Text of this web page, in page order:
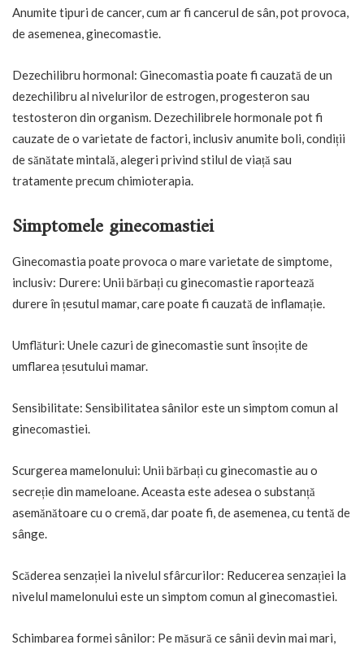
Anumite tipuri de cancer, cum ar fi cancerul de sân, pot provoca,
de asemenea, ginecomastie.
Dezechilibru hormonal: Ginecomastia poate fi cauzată de un
dezechilibru al nivelurilor de estrogen, progesteron sau
testosteron din organism. Dezechilibrele hormonale pot fi
cauzate de o varietate de factori, inclusiv anumite boli, condiții
de sănătate mintală, alegeri privind stilul de viață sau
tratamente precum chimioterapia.
Simptomele ginecomastiei
Ginecomastia poate provoca o mare varietate de simptome,
inclusiv: Durere: Unii bărbați cu ginecomastie raportează
durere în țesutul mamar, care poate fi cauzată de inflamație.
Umflături: Unele cazuri de ginecomastie sunt însoțite de
umflarea țesutului mamar.
Sensibilitate: Sensibilitatea sânilor este un simptom comun al
ginecomastiei.
Scurgerea mamelonului: Unii bărbați cu ginecomastie au o
secreție din mameloane. Aceasta este adesea o substanță
asemănătoare cu o cremă, dar poate fi, de asemenea, cu tentă de
sânge.
Scăderea senzației la nivelul sfârcurilor: Reducerea senzației la
nivelul mamelonului este un simptom comun al ginecomastiei.
Schimbarea formei sânilor: Pe măsură ce sânii devin mai mari,